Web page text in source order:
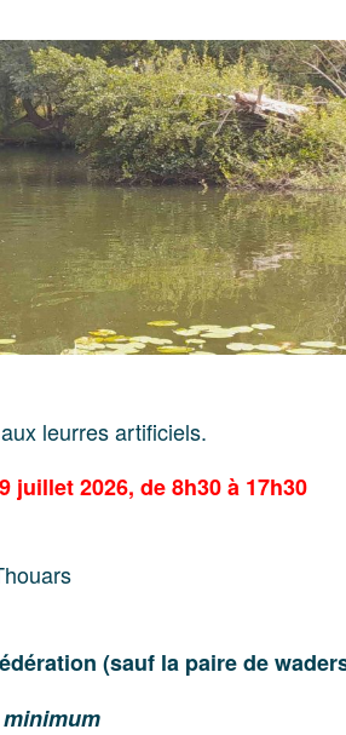
leurres artificiels.
juillet 2026, de 8h30 à 17h30
(sauf la paire de